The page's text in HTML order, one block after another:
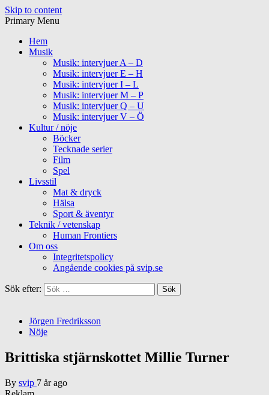
Skip to content
Primary Menu
Hem
Musik
Musik: intervjuer A – D
Musik: intervjuer E – H
Musik: intervjuer I – L
Musik: intervjuer M – P
Musik: intervjuer Q – U
Musik: intervjuer V – Ö
Kultur / nöje
Böcker
Tecknade serier
Film
Spel
Livsstil
Mat & dryck
Hälsa
Sport & äventyr
Teknik / vetenskap
Human Frontiers
Om oss
Integritetspolicy
Angående cookies på svip.se
Sök efter:
Jörgen Fredriksson
Nöje
Brittiska stjärnskottet Millie Turner
By svip 7 år ago